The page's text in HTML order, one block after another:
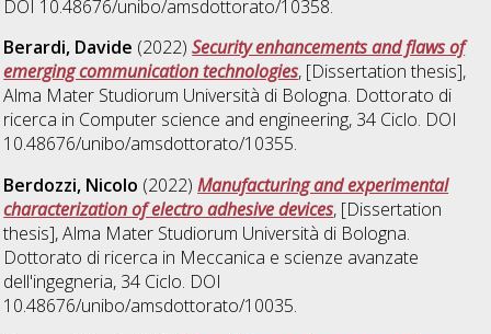
DOI 10.48676/unibo/amsdottorato/10358.
Berardi, Davide (2022)Security enhancements and flaws of
emerging communication technologies, [Dissertation thesis],
Alma Mater Studiorum Università di Bologna. Dottorato di
ricerca in Computer science and engineering, 34 Ciclo. DOI
10.48676/unibo/amsdottorato/10355.
Berdozzi, Nicolo (2022)Manufacturing and experimental
characterization of electro adhesive devices, [Dissertation
thesis], Alma Mater Studiorum Università di Bologna.
Dottorato di ricerca in Meccanica e scienze avanzate
dell'ingegneria, 34 Ciclo. DOI
10.48676/unibo/amsdottorato/10035.